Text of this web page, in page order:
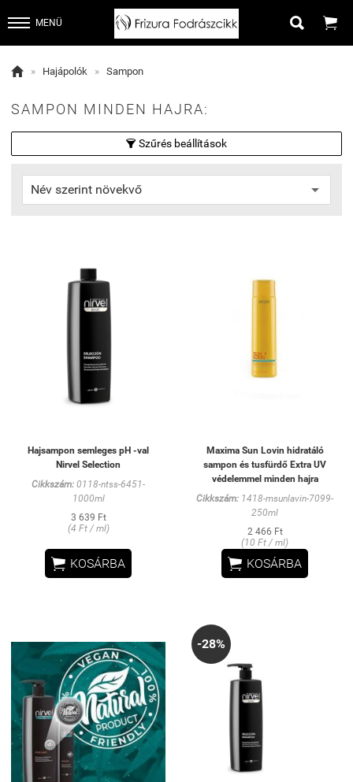
MENÜ  
 » Hajápolók » Sampon
SAMPON MINDEN HAJRA:
 Szűrés beállítások
Hajsampon semleges pH -val
Nirvel Selection
Cikkszám: 0118-ntss-6451-
1000ml
3 639 Ft
(4 Ft / ml)
 KOSÁRBA
Maxima Sun Lovin hidratáló
sampon és tusfürdő Extra UV
védelemmel minden hajra
Cikkszám: 1418-msunlavin-7099-
250ml
2 466 Ft
(10 Ft / ml)
 KOSÁRBA
-28%